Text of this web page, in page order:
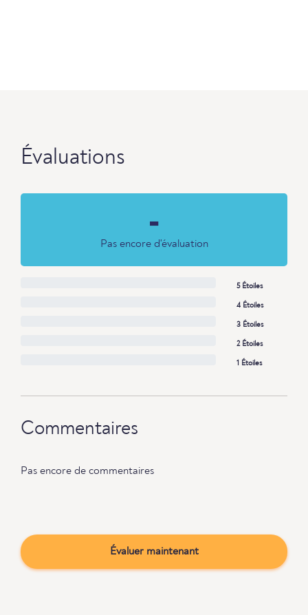
Évaluations
-
Pas encore d'évaluation
5 Étoiles
4 Étoiles
3 Étoiles
2 Étoiles
1 Étoiles
Commentaires
Pas encore de commentaires
Évaluer maintenant